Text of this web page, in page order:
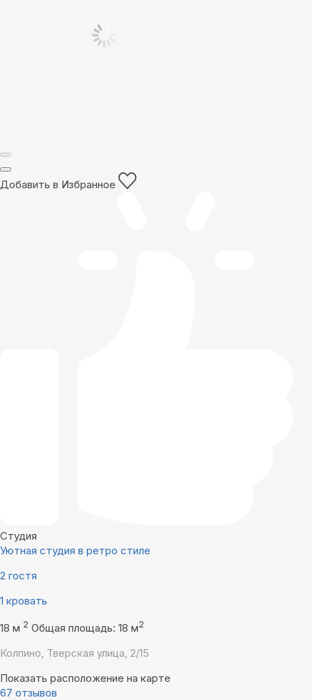
Добавить в Избранное
Студия
Уютная студия в ретро стиле
2 гостя
1 кровать
18 м 2 Общая площадь: 18 м2
Колпино, Тверская улица, 2/15
Показать расположение на карте
67 отзывов